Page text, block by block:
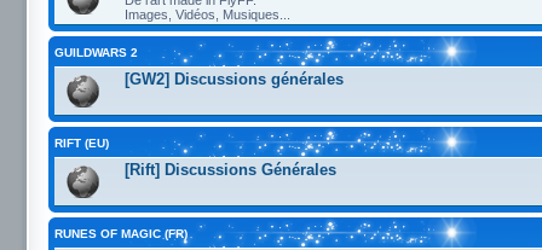
Images, Vidéos, Musiques...
GUILDWARS 2
[GW2] Discussions générales
RIFT (EU)
[Rift] Discussions Générales
RUNES OF MAGIC (FR)